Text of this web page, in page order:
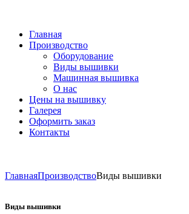
Главная
Производство
Оборудование
Виды вышивки
Машинная вышивка
О нас
Цены на вышивку
Галерея
Оформить заказ
Контакты
ГлавнаяПроизводствоВиды вышивки
Виды вышивки